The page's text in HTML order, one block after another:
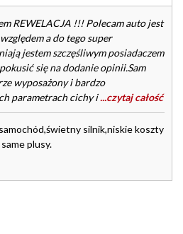
REWELACJA !!! Polecam auto jest
a do tego super
jestem szczęśliwym posiadaczem
się na dodanie opinii.Sam
wyposażony i bardzo
parametrach cichy i...czytaj całość
silnik,niskie koszty
plusy.